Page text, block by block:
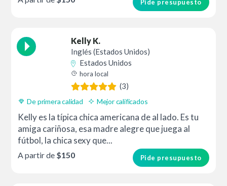
Pide presupuesto
Kelly K.
Inglés (Estados Unidos)
Estados Unidos
hora local
(3)
De primera calidad Mejor calificados
Kelly es la típica chica americana de al lado. Es tu
amiga cariñosa, esa madre alegre que juega al
fútbol, la chica sexy que...
Pide presupuesto
A partir de $150